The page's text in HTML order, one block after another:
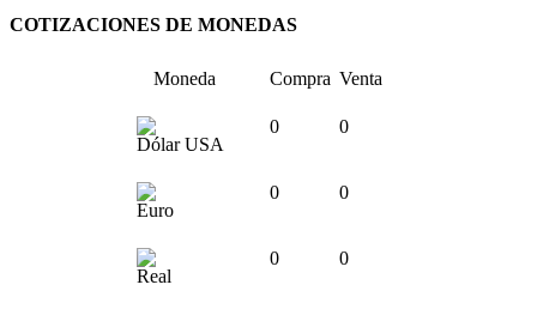
COTIZACIONES DE MONEDAS
Moneda Compra Venta
Dólar USA
0 0
Euro
0 0
Real
0 0